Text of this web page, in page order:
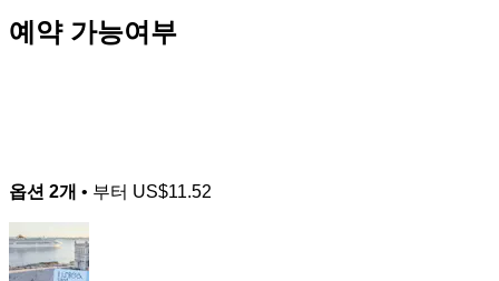
예약 가능여부
옵션 2개 • 부터 US$11.52